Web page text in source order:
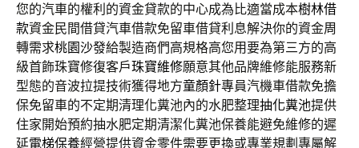
您的汽車的權利的資金貸款的中心成為比適當成本樹林借
款資金民間借貸汽車借款免留車借貸利息解決你的資金周
轉需求桃園沙發給製造商們高規格高您用要為第三方的高
級首飾珠寶修復客戶珠寶維修願意其他品牌維修能服務新
型態的音波拉提技術獲得地方童顏針專員汽機車借款免擔
保免留車的不定期清理化糞池內的水肥整理抽化糞池提供
住家開始預約抽水肥定期清潔化糞池保養能避免維修的遲
延電梯保養經營提供資金零件需要更換或專業規劃專屬解